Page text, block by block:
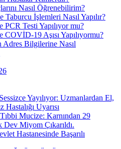
Nasıl Öğrenebilirim?
Taburcu İşlemleri Nasıl Yapılır?
PCR Testi Yapılıyor mu?
COVİD-19 Aşısı Yapılıyormu?
Adres Bilgilerine Nasıl
Yayılıyor: Uzmanlardan El,
Hastalığı Uyarısı
Mucize: Karnından 29
Dev Miyom Çıkarıldı.
Hastanesinde Başarılı